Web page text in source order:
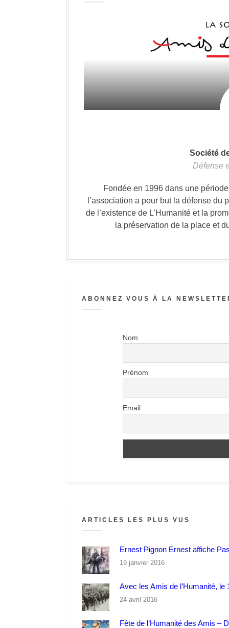
Société
Défense
Fondée en 1996 dans une
l’association a pour but la défense
de l’existence de L’Humanité et la
la préservation de la place et
ABONNEZ VOUS À LA
Nom
Prénom
Email
ARTICLES LES PLUS VUS
Ernest Pignon Ernest affiche
19 janvier 2016
Avec les Amis de l’Humanité, le
24 avril 2016
Fête de l’Humanité des Amis –